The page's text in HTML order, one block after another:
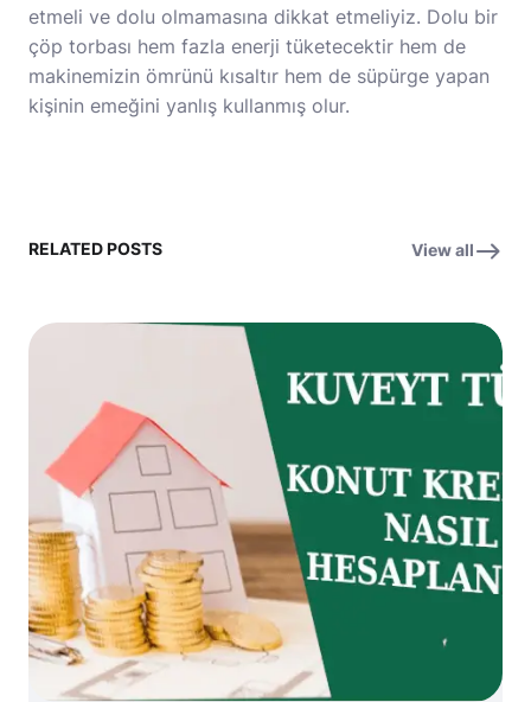
etmeli ve dolu olmamasına dikkat etmeliyiz. Dolu bir
çöp torbası hem fazla enerji tüketecektir hem de
makinemizin ömrünü kısaltır hem de süpürge yapan
kişinin emeğini yanlış kullanmış olur.
RELATED POSTS View all